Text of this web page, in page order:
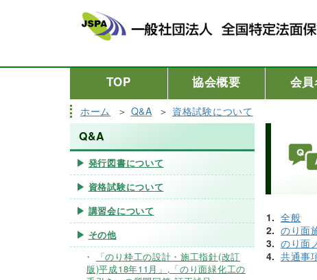
TOP 協会概要 会
ホーム Q&A 資格試験について
全般
のり面
のり面
共通事
Q&A
発行図書について
資格試験について
講習会について
その他
「のり枠工の設計・施工指針(改訂
版)平成18年11月」,「のり面緑化工の